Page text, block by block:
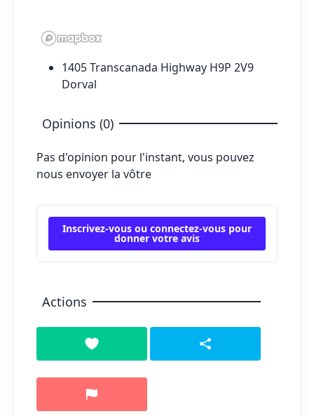
1405 Transcanada Highway H9P 2V9
Dorval
Opinions (0)
Pas d'opinion pour l'instant, vous pouvez
nous envoyer la vôtre
Inscrivez-vous ou connectez-vous pour
donner votre avis
Actions